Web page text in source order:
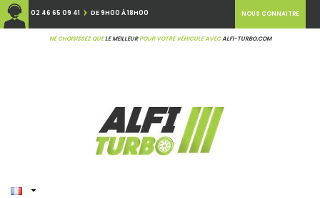
02 46 65 09 41 DE 9H00 À 18H00
NE CHOISISSEZ QUELE MEILLEURPOUR VOTRE VÉHICULE AVECALFI-TURBO.COM
NOUS CONNAITRE
